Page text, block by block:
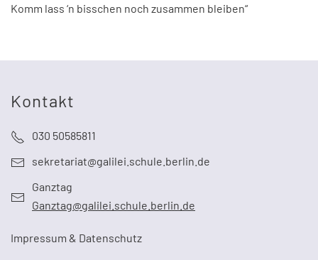
Komm lass ‘n bisschen noch zusammen bleiben“
Kontakt
030 50585811
sekretariat@galilei.schule.berlin.de
Ganztag
Ganztag@galilei.schule.berlin.de
Impressum & Datenschutz